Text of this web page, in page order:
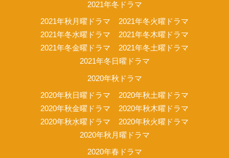
2021年冬ドラマ
2021年秋月曜ドラマ
2021年冬火曜ドラマ
2021年冬水曜ドラマ
2021年冬木曜ドラマ
2021年冬金曜ドラマ
2021年冬土曜ドラマ
2021年冬日曜ドラマ
2020年秋ドラマ
2020年秋日曜ドラマ
2020年秋土曜ドラマ
2020年秋金曜ドラマ
2020年秋木曜ドラマ
2020年秋水曜ドラマ
2020年秋火曜ドラマ
2020年秋月曜ドラマ
2020年春ドラマ